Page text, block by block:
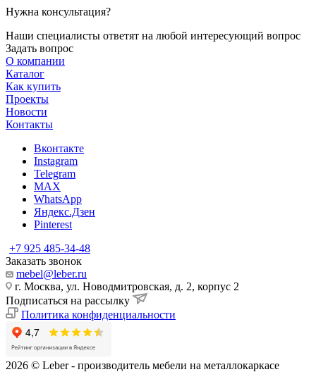
Нужна консультация?
Наши специалисты ответят на любой интересующий вопрос
Задать вопрос
О компании
Каталог
Как купить
Проекты
Новости
Контакты
Вконтакте
Instagram
Telegram
MAX
WhatsApp
Яндекс.Дзен
Pinterest
+7 925 485-34-48
Заказать звонок
mebel@leber.ru
г. Москва, ул. Новодмитровская, д. 2, корпус 2
Подписаться на рассылку
Политика конфиденциальности
2026 © Leber - производитель мебели на металлокаркасе